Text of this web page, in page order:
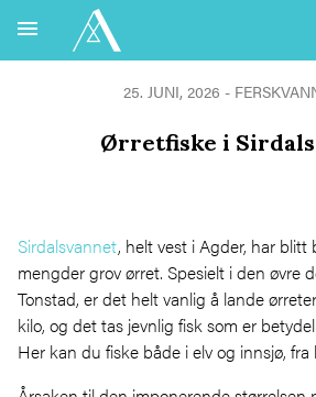
25. JUNI, 2026 -
Ørretfiske i
Sirdalsvannet, helt vest i Agder, har blitt
mengder grov ørret. Spesielt i den øvre
Tonstad, er det helt vanlig å lande
kilo, og det tas jevnlig fisk som er
Her kan du fiske både i elv og innsjø, fra